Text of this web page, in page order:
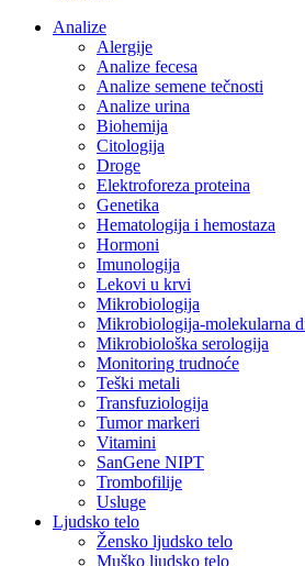
Analize
Alergije
Analize fecesa
Analize semene tečnosti
Analize urina
Biohemija
Citologija
Droge
Elektroforeza proteina
Genetika
Hematologija i hemostaza
Hormoni
Imunologija
Lekovi u krvi
Mikrobiologija
Mikrobiologija-molekularna
Mikrobiološka serologija
Monitoring trudnoće
Teški metali
Transfuziologija
Tumor markeri
Vitamini
SanGene NIPT
Trombofilije
Usluge
Ljudsko telo
Žensko ljudsko telo
Muško ljudsko telo